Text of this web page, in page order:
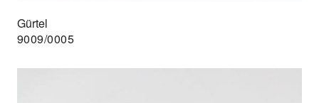
Gürtel
9009/0005